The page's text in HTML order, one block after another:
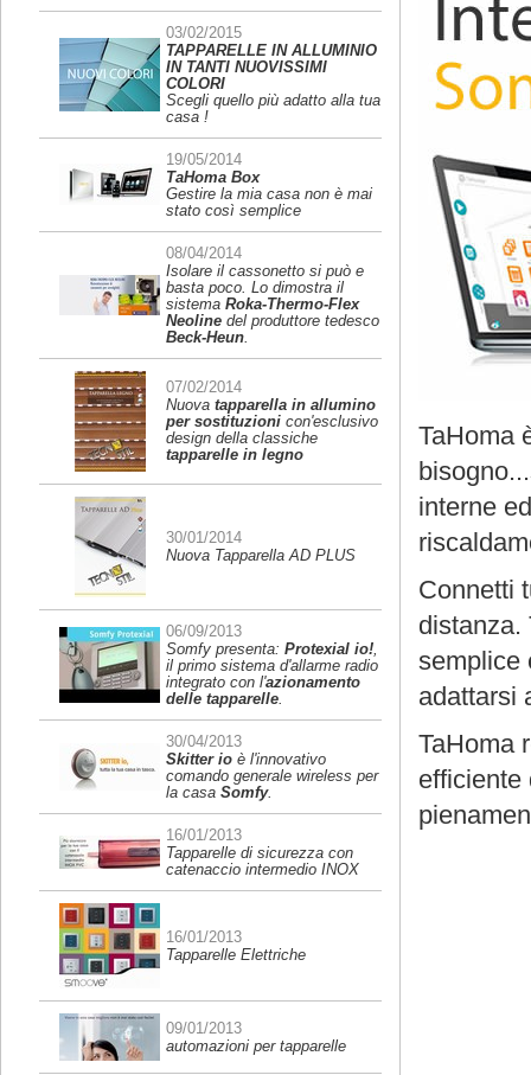
03/02/2015
TAPPARELLE IN ALLUMINIO
IN TANTI NUOVISSIMI
COLORI
Scegli quello più adatto alla tua
casa !
19/05/2014
TaHoma Box
Gestire la mia casa non è mai
stato così semplice
08/04/2014
Isolare il cassonetto si può e
basta poco. Lo dimostra il
sistema Roka-Thermo-Flex
Neoline del produttore tedesco
Beck-Heun.
07/02/2014
Nuova tapparella in allumino
per sostituzioni con'esclusivo
design della classiche
tapparelle in legno
30/01/2014
Nuova Tapparella AD PLUS
06/09/2013
Somfy presenta: Protexial io!,
il primo sistema d'allarme radio
integrato con l'azionamento
delle tapparelle.
30/04/2013
Skitter io è l'innovativo
comando generale wireless per
la casa Somfy.
16/01/2013
Tapparelle di sicurezza con
catenaccio intermedio INOX
16/01/2013
Tapparelle Elettriche
09/01/2013
automazioni per tapparelle
TaHoma
interne
Connetti
distanza.
semplice
adattarsi
TaHoma
efficiente